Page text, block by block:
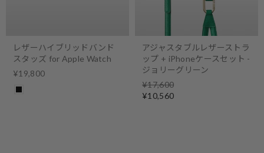
レザーハイブリッドバンド
スタッズ for Apple Watch
¥19,800
アジャスタブルレザーストラ
ップ + iPhoneケースセット -
ジョリーグリーン
Regular
price
¥17,600
Sale
¥10,560